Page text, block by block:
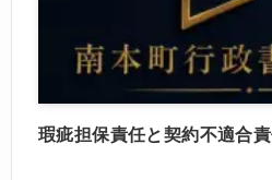
瑕疵担保責任と契約不適合